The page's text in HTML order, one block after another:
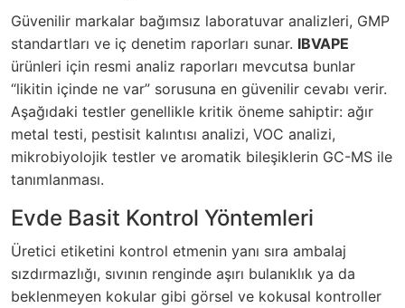
Güvenilir markalar bağımsız laboratuvar analizleri, GMP
standartları ve iç denetim raporları sunar. IBVAPE
ürünleri için resmi analiz raporları mevcutsa bunlar
“likitin içinde ne var” sorusuna en güvenilir cevabı verir.
Aşağıdaki testler genellikle kritik öneme sahiptir: ağır
metal testi, pestisit kalıntısı analizi, VOC analizi,
mikrobiyolojik testler ve aromatik bileşiklerin GC-MS ile
tanımlanması.
Evde Basit Kontrol Yöntemleri
Üretici etiketini kontrol etmenin yanı sıra ambalaj
sızdırmazlığı, sıvının renginde aşırı bulanıklık ya da
beklenmeyen kokular gibi görsel ve kokusal kontroller